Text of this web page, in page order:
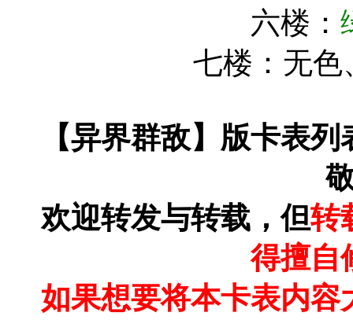
六楼：
七楼：无色
【异界群敌】版卡表
欢迎转发与转载，但转
得擅自
如果想要将本卡表内